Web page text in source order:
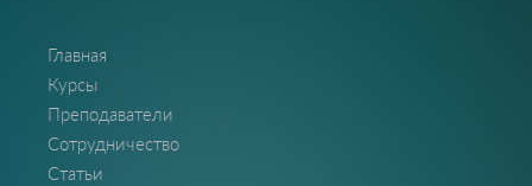
Главная
Курсы
Преподаватели
Сотрудничество
Статьи